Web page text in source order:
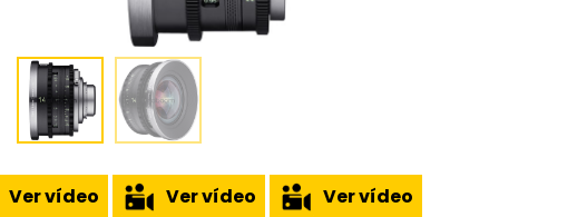
Ver vídeo Ver vídeo Ver vídeo